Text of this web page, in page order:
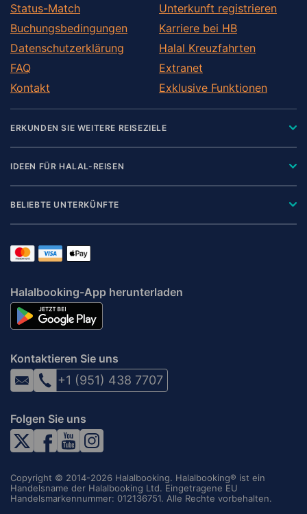
Status-Match
Buchungsbedingungen
Datenschutzerklärung
FAQ
Kontakt
Unterkunft registrieren
Karriere bei HB
Halal Kreuzfahrten
Extranet
Exklusive Funktionen
ERKUNDEN SIE WEITERE REISEZIELE
IDEEN FÜR HALAL-REISEN
BELIEBTE UNTERKÜNFTE
Halalbooking-App herunterladen
Kontaktieren Sie uns
+1 (951) 438 7707
Folgen Sie uns
Copyright © 2014-2026 Halalbooking. Halalbooking® ist ein
Handelsname der Halalbooking Ltd. Eingetragene EU
Handelsmarkennummer: 012136751. Alle Rechte vorbehalten.